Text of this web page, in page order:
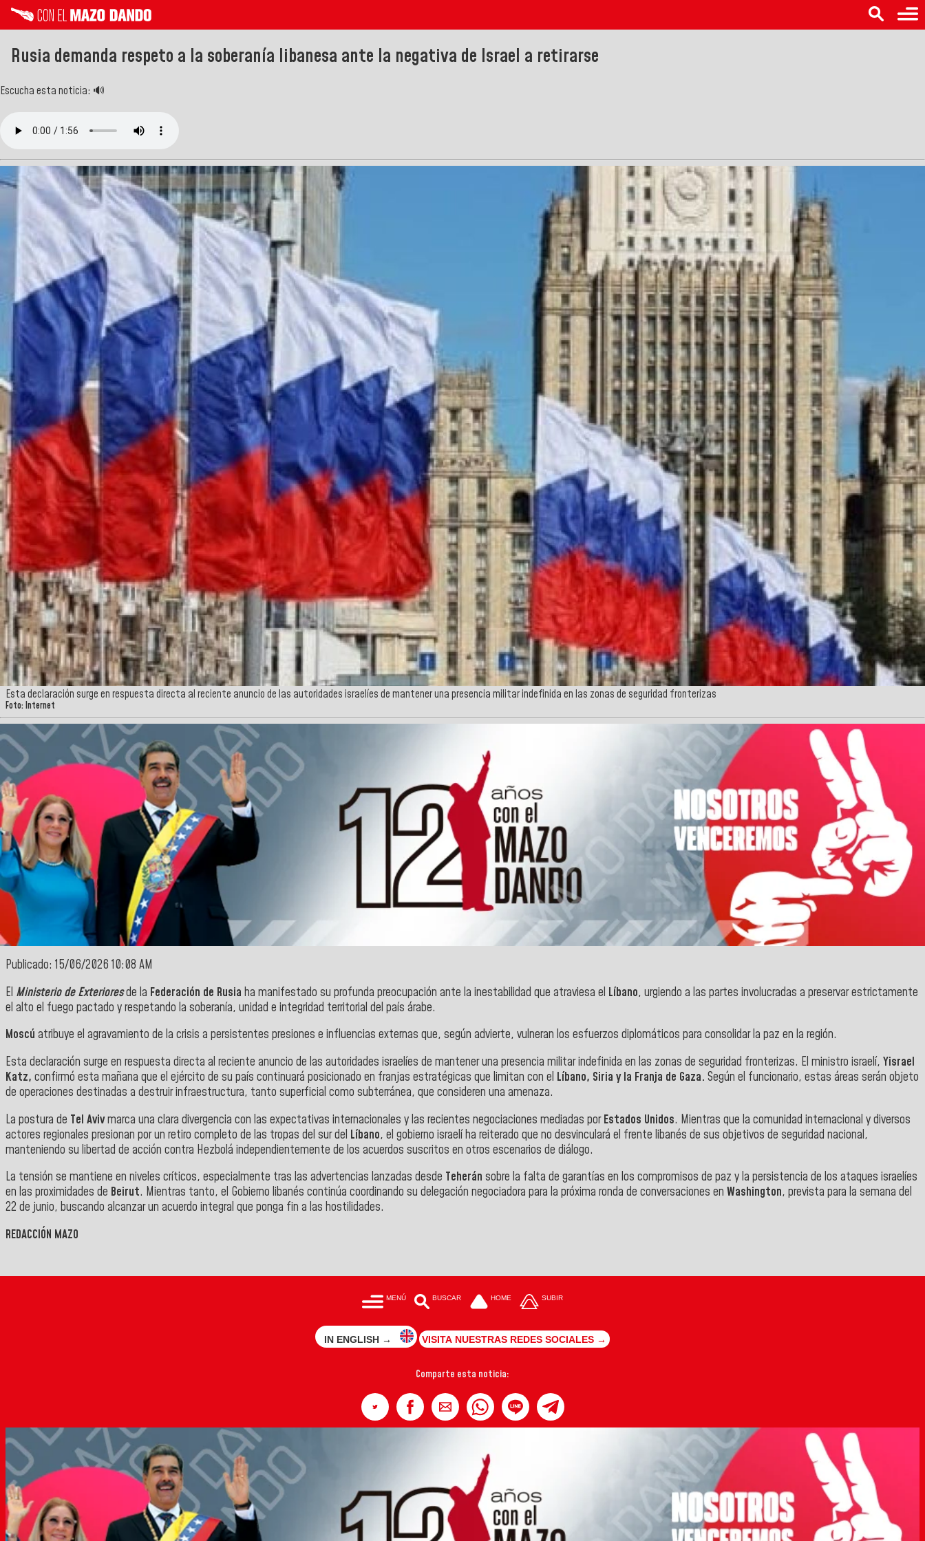
Rusia demanda respeto a la soberanía libanesa ante la negativa de Israel a retirarse
Escucha esta noticia: 🔊
Esta declaración surge en respuesta directa al reciente anuncio de las autoridades israelíes de mantener una presencia militar indefinida en las zonas de seguridad fronterizas
Foto: Internet
Publicado: 15/06/2026 10:08 AM
El Ministerio de Exterioresde la Federación de Rusia ha manifestado su profunda preocupación ante la inestabilidad que atraviesa el Líbano, urgiendo a las partes involucradas a preservar estrictamente
el alto el fuego pactado y respetando la soberanía, unidad e integridad territorial del país árabe.
Moscú atribuye el agravamiento de la crisis a persistentes presiones e influencias externas que, según advierte, vulneran los esfuerzos diplomáticos para consolidar la paz en la región.
Esta declaración surge en respuesta directa al reciente anuncio de las autoridades israelíes de mantener una presencia militar indefinida en las zonas de seguridad fronterizas. El ministro israelí, Yisrael
Katz, confirmó esta mañana que el ejército de su país continuará posicionado en franjas estratégicas que limitan con el Líbano, Siria y la Franja de Gaza. Según el funcionario, estas áreas serán objeto
de operaciones destinadas a destruir infraestructura, tanto superficial como subterránea, que consideren una amenaza.
La postura de Tel Avivmarca una clara divergencia con las expectativas internacionales y las recientes negociaciones mediadas porEstados Unidos. Mientras que la comunidad internacional y diversos
actores regionales presionan por un retiro completo de las tropas del sur del Líbano, el gobierno israelí ha reiterado que no desvinculará el frente libanés de sus objetivos de seguridad nacional,
manteniendo su libertad de acción contra Hezbolá independientemente de los acuerdos suscritos en otros escenarios de diálogo.
La tensión se mantiene en niveles críticos, especialmente tras las advertencias lanzadas desde Teherán sobre la falta de garantías en los compromisos de paz y la persistencia de los ataques israelíes
en las proximidades de Beirut. Mientras tanto, el Gobierno libanés continúa coordinando su delegación negociadora para la próxima ronda de conversaciones en Washington, prevista para la semana del
22 de junio, buscando alcanzar un acuerdo integral que ponga fin a las hostilidades.
REDACCIÓN MAZO
MENÚ BUSCAR HOME SUBIR
IN ENGLISH → VISITA NUESTRAS REDES SOCIALES →
Comparte esta noticia: